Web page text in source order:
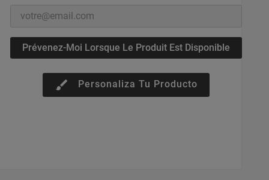
Prévenez-Moi Lorsque Le Produit Est Disponible
brush Personaliza Tu Producto